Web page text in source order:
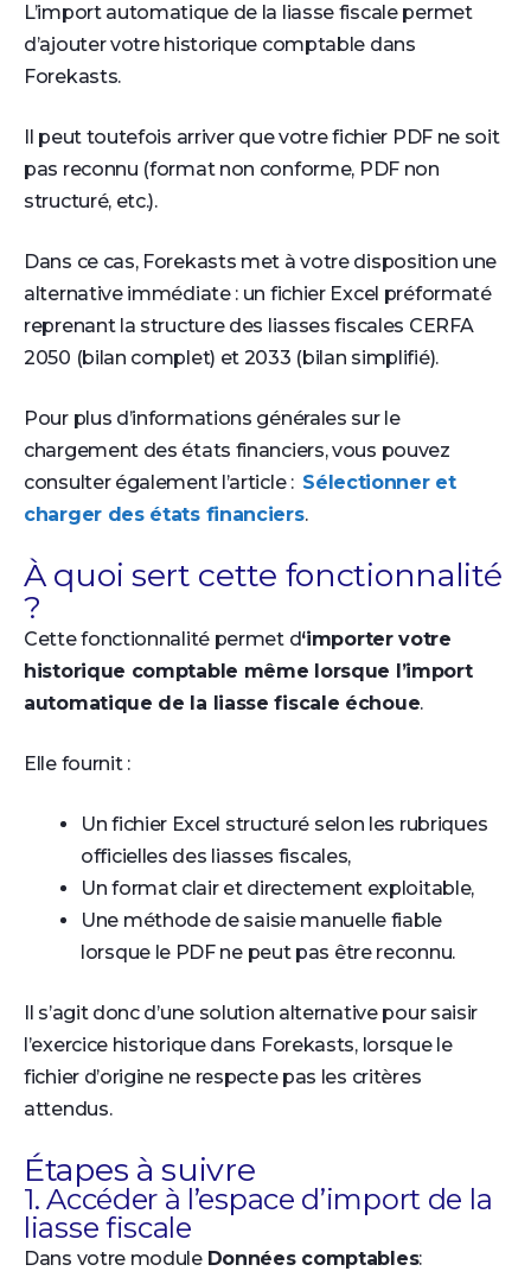
L’import automatique de la liasse fiscale permet
d’ajouter votre historique comptable dans
Forekasts.
Il peut toutefois arriver que votre fichier PDF ne soit
pas reconnu (format non conforme, PDF non
structuré, etc.).
Dans ce cas, Forekasts met à votre disposition une
alternative immédiate : un fichier Excel préformaté
reprenant la structure des liasses fiscales CERFA
2050 (bilan complet) et 2033 (bilan simplifié).
Pour plus d’informations générales sur le
chargement des états financiers, vous pouvez
consulter également l’article : Sélectionner et
charger des états financiers.
À quoi sert cette fonctionnalité
?
Cette fonctionnalité permet d‘importer votre
historique comptable même lorsque l’import
automatique de la liasse fiscale échoue.
Elle fournit :
Un fichier Excel structuré selon les rubriques
officielles des liasses fiscales,
Un format clair et directement exploitable,
Une méthode de saisie manuelle fiable
lorsque le PDF ne peut pas être reconnu.
Il s’agit donc d’une solution alternative pour saisir
l’exercice historique dans Forekasts, lorsque le
fichier d’origine ne respecte pas les critères
attendus.
Étapes à suivre
1. Accéder à l’espace d’import de la
liasse fiscale
Dans votre module Données comptables: